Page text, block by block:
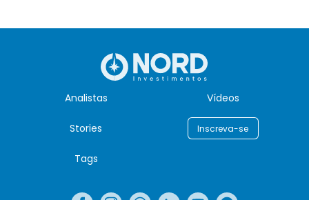
Analistas Vídeos
Stories Inscreva-se
Tags